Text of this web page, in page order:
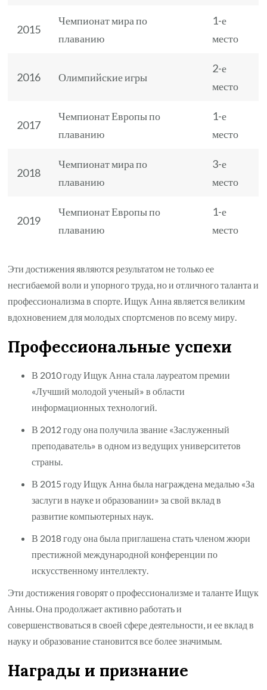
2015
Чемпионат мира по
плаванию
1-е
место
2016 Олимпийские игры
2-е
место
2017
Чемпионат Европы по
плаванию
1-е
место
2018
Чемпионат мира по
плаванию
3-е
место
2019
Чемпионат Европы по
плаванию
1-е
место
Эти достижения являются результатом не только ее
несгибаемой воли и упорного труда, но и отличного таланта и
профессионализма в спорте. Ищук Анна является великим
вдохновением для молодых спортсменов по всему миру.
Профессиональные успехи
В 2010 году Ищук Анна стала лауреатом премии
«Лучший молодой ученый» в области
информационных технологий.
В 2012 году она получила звание «Заслуженный
преподаватель» в одном из ведущих университетов
страны.
В 2015 году Ищук Анна была награждена медалью «За
заслуги в науке и образовании» за свой вклад в
развитие компьютерных наук.
В 2018 году она была приглашена стать членом жюри
престижной международной конференции по
искусственному интеллекту.
Эти достижения говорят о профессионализме и таланте Ищук
Анны. Она продолжает активно работать и
совершенствоваться в своей сфере деятельности, и ее вклад в
науку и образование становится все более значимым.
Награды и признание